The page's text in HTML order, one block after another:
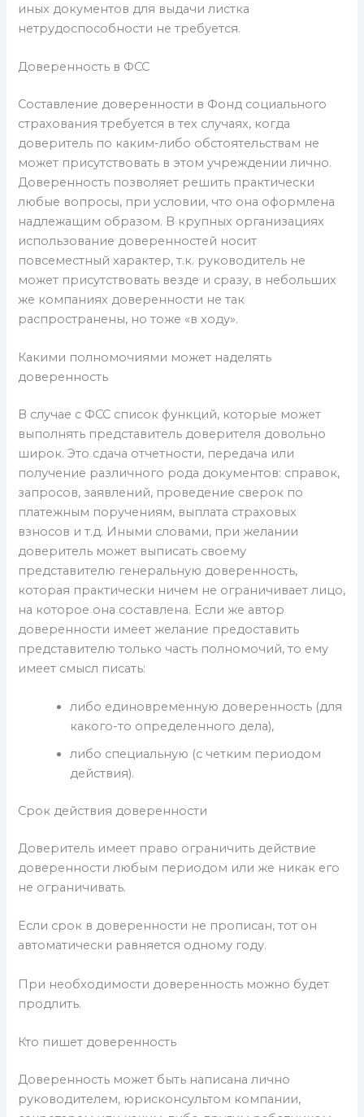
иных документов для выдачи листка
нетрудоспособности не требуется.
Доверенность в ФСС
Составление доверенности в Фонд социального
страхования требуется в тех случаях, когда
доверитель по каким-либо обстоятельствам не
может присутствовать в этом учреждении лично.
Доверенность позволяет решить практически
любые вопросы, при условии, что она оформлена
надлежащим образом. В крупных организациях
использование доверенностей носит
повсеместный характер, т.к. руководитель не
может присутствовать везде и сразу, в небольших
же компаниях доверенности не так
распространены, но тоже «в ходу».
Какими полномочиями может наделять
доверенность
В случае с ФСС список функций, которые может
выполнять представитель доверителя довольно
широк. Это сдача отчетности, передача или
получение различного рода документов: справок,
запросов, заявлений, проведение сверок по
платежным поручениям, выплата страховых
взносов и т.д. Иными словами, при желании
доверитель может выписать своему
представителю генеральную доверенность,
которая практически ничем не ограничивает лицо,
на которое она составлена. Если же автор
доверенности имеет желание предоставить
представителю только часть полномочий, то ему
имеет смысл писать:
либо единовременную доверенность (для
какого-то определенного дела),
либо специальную (с четким периодом
действия).
Срок действия доверенности
Доверитель имеет право ограничить действие
доверенности любым периодом или же никак его
не ограничивать.
Если срок в доверенности не прописан, тот он
автоматически равняется одному году.
При необходимости доверенность можно будет
продлить.
Кто пишет доверенность
Доверенность может быть написана лично
руководителем, юрисконсультом компании,